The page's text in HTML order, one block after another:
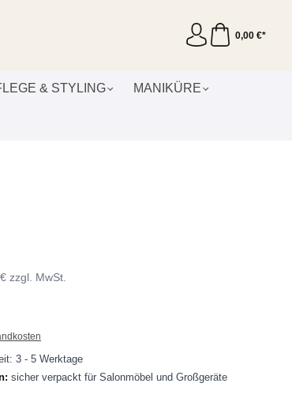
0,00 €*
& STYLING MANIKÜRE
zzgl. MwSt.
3 - 5 Werktage
sicher verpackt für Salonmöbel und Großgeräte